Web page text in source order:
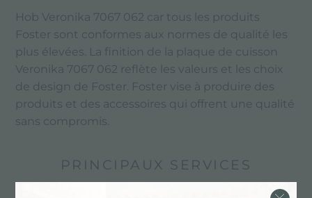
Hob Veronika 7067 062 car tous les produits
Foster sont conformes aux normes de qualité les
plus élevées. La finition de la plaque de cuisson
Veronika 7067 062 reflète les valeurs et les choix
de design de Foster. Foster vise à produire des
produits et des accessoires qui offrent une qualité
sans compromis.
PRINCIPAUX SERVICES